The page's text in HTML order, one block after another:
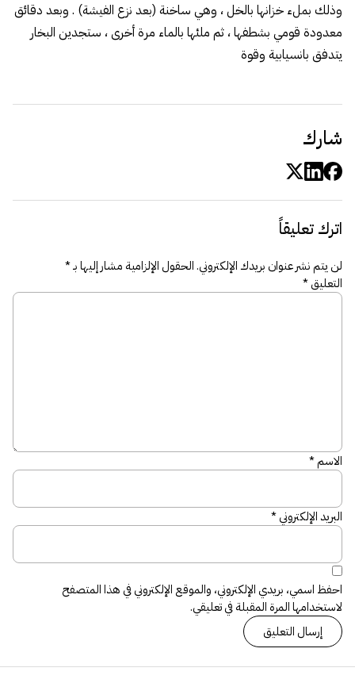
وذلك بملء خزانها بالخل ، وهي ساخنة (بعد نزع الفيشة) . وبعد دقائق
معدودة قومي بشطفها ، ثم ملئها بالماء مرة أخرى ، ستجدين البخار
يتدفق بانسيابية وقوة
شارك
اترك تعليقاً
لن يتم نشر عنوان بريدك الإلكتروني.الحقول الإلزامية مشار إليها بـ*
التعليق*
الاسم*
البريد الإلكتروني*
احفظ اسمي، بريدي الإلكتروني، والموقع الإلكتروني في هذا المتصفح
لاستخدامها المرة المقبلة في تعليقي.